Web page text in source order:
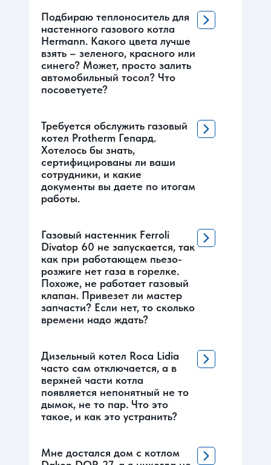
Подбираю теплоноситель для
настенного газового котла
Hermann. Какого цвета лучше
взять – зеленого, красного или
синего? Может, просто залить
автомобильный тосол? Что
посоветуете?
Требуется обслужить газовый
котел Protherm Гепард.
Хотелось бы знать,
сертифицированы ли ваши
сотрудники, и какие
документы вы даете по итогам
работы.
Газовый настенник Ferroli
Divatop 60 не запускается, так
как при работающем пьезо-
розжиге нет газа в горелке.
Похоже, не работает газовый
клапан. Привезет ли мастер
запчасти? Если нет, то сколько
времени надо ждать?
Дизельный котел Roca Lidia
часто сам отключается, а в
верхней части котла
появляется непонятный не то
дымок, не то пар. Что это
такое, и как это устранить?
Мне достался дом с котлом